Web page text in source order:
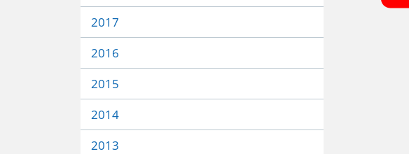
2017
2016
2015
2014
2013